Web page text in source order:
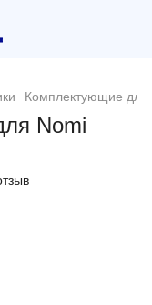
Комплектующие для
Nomi